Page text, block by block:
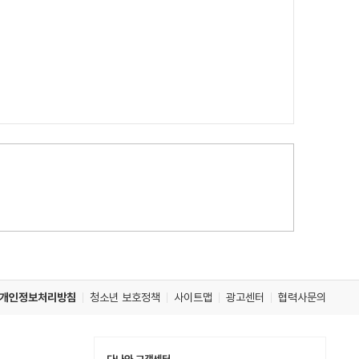
개인정보처리방침 청소년 보호정책 사이트맵 광고센터 협력사문의